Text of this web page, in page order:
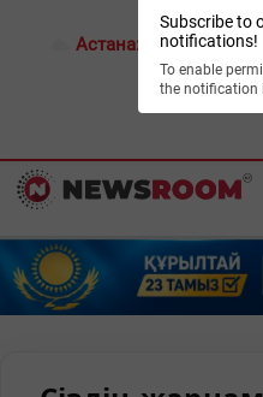
Subscribe to
notifications!
To enable
the notification
Астана: 19°C